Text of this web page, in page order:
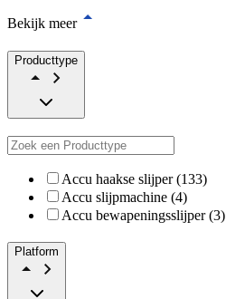
Bekijk meer
Producttype
Accu haakse slijper (133)
Accu slijpmachine (4)
Accu bewapeningsslijper (3)
Platform